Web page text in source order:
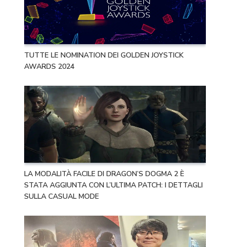
TUTTE LE NOMINATION DEI GOLDEN JOYSTICK
AWARDS 2024
LA MODALITÀ FACILE DI DRAGON’S DOGMA 2 È
STATA AGGIUNTA CON L’ULTIMA PATCH: I DETTAGLI
SULLA CASUAL MODE